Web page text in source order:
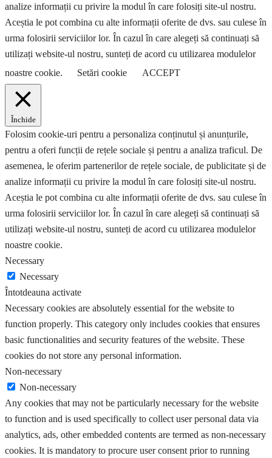
analize informații cu privire la modul în care folosiți site-ul nostru.
Aceștia le pot combina cu alte informații oferite de dvs. sau culese în
urma folosirii serviciilor lor. În cazul în care alegeți să continuați să
utilizați website-ul nostru, sunteți de acord cu utilizarea modulelor
noastre cookie.
Setări cookie ACCEPT
Închide
Folosim cookie-uri pentru a personaliza conținutul și anunțurile,
pentru a oferi funcții de rețele sociale și pentru a analiza traficul. De
asemenea, le oferim partenerilor de rețele sociale, de publicitate și de
analize informații cu privire la modul în care folosiți site-ul nostru.
Aceștia le pot combina cu alte informații oferite de dvs. sau culese în
urma folosirii serviciilor lor. În cazul în care alegeți să continuați să
utilizați website-ul nostru, sunteți de acord cu utilizarea modulelor
noastre cookie.
Necessary
Necessary
Întotdeauna activate
Necessary cookies are absolutely essential for the website to
function properly. This category only includes cookies that ensures
basic functionalities and security features of the website. These
cookies do not store any personal information.
Non-necessary
Non-necessary
Any cookies that may not be particularly necessary for the website
to function and is used specifically to collect user personal data via
analytics, ads, other embedded contents are termed as non-necessary
cookies. It is mandatory to procure user consent prior to running